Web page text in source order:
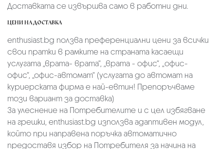
Доставката се извършва само в работни дни.
ЦЕНИ НА ДОСТАВКА
enthusiast.bg ползва преференциални цени за всички
свои пратки в рамките на страната касаещи
услугата „врата- врата“, „врата - офис“, „oфис-
офис“, „офис-автомат“ (услугата до автомат на
куриерската фирма е най-евтин! Препоръчваме
този вариант за доставка)
За улеснение на Потребителите и с цел избягване
на грешки, enthusiast.bg използва адаптивен модул,
който при направена поръчка автоматично
предоставя избор на Потребителя за начина на